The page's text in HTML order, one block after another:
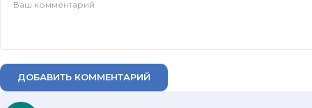
ДОБАВИТЬ КОММЕНТАРИЙ